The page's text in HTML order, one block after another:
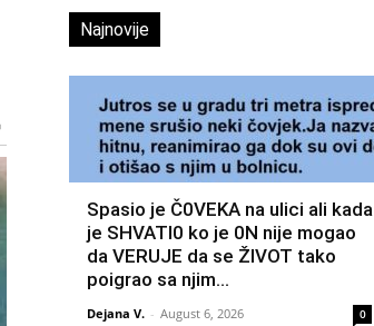
Najnovije
Spasio je Č0VEKA na ulici ali kada
je SHVATI0 ko je 0N nije mogao
da VERUJE da se ŽIVOT tako
poigrao sa njim…
Dejana V. - August 6, 2026 0